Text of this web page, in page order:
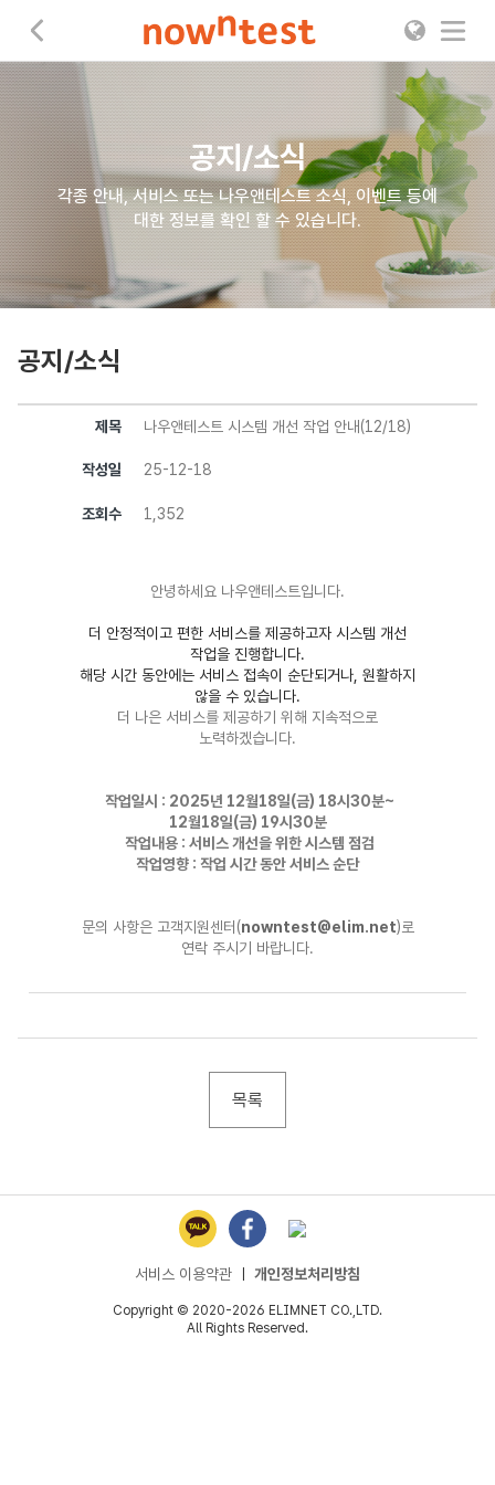
공지/소식
각종 안내, 서비스 또는 나우앤테스트 소식, 이벤트 등에
대한 정보를 확인 할 수 있습니다.
공지/소식
제목 나우앤테스트 시스템 개선 작업 안내(12/18)
작성일 25-12-18
조회수 1,352
안녕하세요 나우앤테스트입니다.
더 안정적이고 편한 서비스를 제공하고자 시스템 개선
작업을 진행합니다.
해당 시간 동안에는 서비스 접속이 순단되거나, 원활하지
않을 수 있습니다.
더 나은 서비스를 제공하기 위해 지속적으로
노력하겠습니다.
작업일시 : 2025년 12월18일(금) 18시30분~
12월18일(금) 19시30분
작업내용 : 서비스 개선을 위한 시스템 점검
작업영향 : 작업 시간 동안 서비스 순단
문의 사항은 고객지원센터(nowntest@elim.net)로
연락 주시기 바랍니다.
목록
서비스 이용약관 개인정보처리방침
Copyright © 2020-2026 ELIMNET CO.,LTD.
All Rights Reserved.